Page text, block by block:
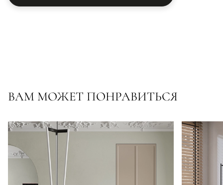
ВАМ МОЖЕТ ПОНРАВИТЬСЯ